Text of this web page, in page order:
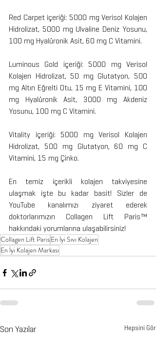
Red Carpet içeriği: 5000 mg Verisol Kolajen
Hidrolizat, 5000 mg Ulvaline Deniz Yosunu,
100 mg Hyalüronik Asit, 60 mg C Vitamini.
Luminous Gold içeriği: 5000 mg Verisol
Kolajen Hidrolizat, 50 mg Glutatyon, 500
mg Altın Eğrelti Otu, 15 mg E Vitamini, 100
mg Hyalüronik Asit, 3000 mg Akdeniz
Yosunu, 100 mg C Vitamini.
Vitality içeriği: 5000 mg Verisol Kolajen
Hidrolizat, 500 mg Glutatyon, 60 mg C
Vitamini, 15 mg Çinko.
En temiz içerikli kolajen takviyesine
ulaşmak işte bu kadar basit! Sizler de
YouTube kanalımızı ziyaret ederek
doktorlarımızın Collagen Lift Paris™
hakkındaki yorumlarına ulaşabilirsiniz!
Collagen Lift ParisEn İyi Sıvı Kolajen
En İyi Kolajen Markası
Son Yazılar Hepsini Gör